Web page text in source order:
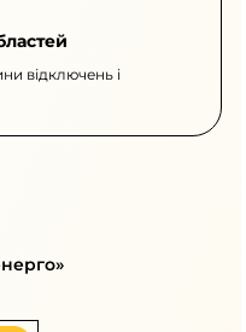
відключень і